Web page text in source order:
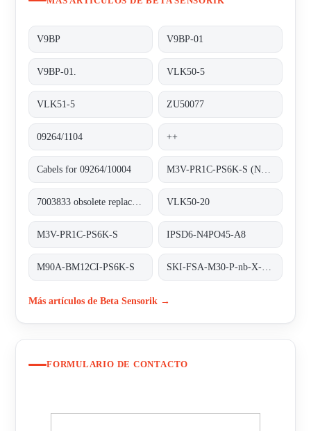
V9BP V9BP-01
V9BP-01. VLK50-5
VLK51-5 ZU50077
09264/1104 ++
Cabels for 09264/10004
VLK50-20
M3V-PR1C-PS6K-S IPSD6-N4PO45-A8
M90A-BM12CI-PS6K-S
Más artículos de Beta Sensorik →
FORMULARIO DE CONTACTO